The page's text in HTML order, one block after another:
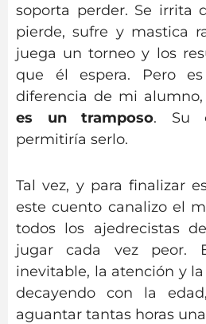
soporta perder. Se irrita
pierde, sufre y mastica
juega un torneo y los
que él espera. Pero
diferencia de mi alumno,
es un tramposo. Su
permitiría serlo.
Tal vez, y para finalizar
este cuento canalizo el
todos los ajedrecistas
jugar cada vez peor.
inevitable, la atención y
decayendo con la
aguantar tantas horas